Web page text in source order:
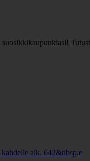
alk. 642&nbsp;e